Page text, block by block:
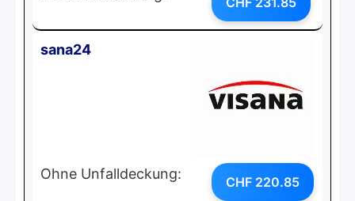
sana24
Ohne Unfalldeckung: CHF 220.85